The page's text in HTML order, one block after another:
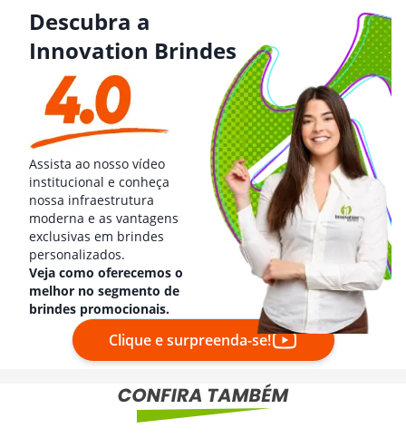
Descubra a
Innovation Brindes
Assista ao nosso vídeo
institucional e conheça
nossa infraestrutura
moderna e as vantagens
exclusivas em brindes
personalizados.
Veja como oferecemos o
melhor no segmento de
brindes promocionais.
Clique e surpreenda-se!